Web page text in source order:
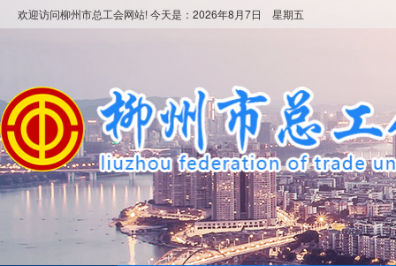
欢迎访问柳州市总工会网站! 今天是： 2026年8月7日 星期五